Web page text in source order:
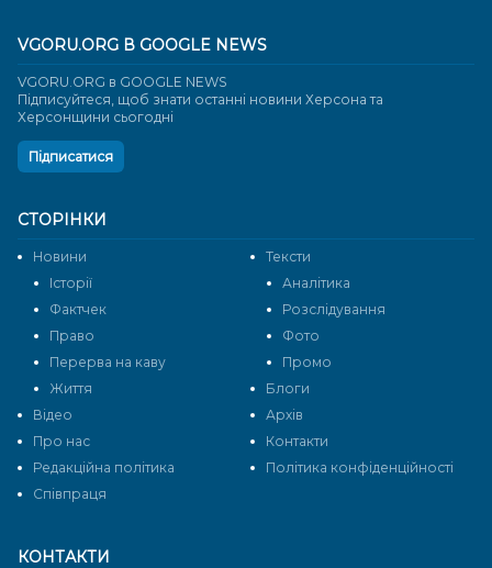
КОНТАКТИ
СТОРІНКИ
Новини
Тексти
Історії
Аналітика
Фактчек
Розслідування
Право
Фото
Перерва на каву
Промо
Життя
Блоги
Відео
Архів
Про нас
Контакти
Редакційна політика
Політика конфіденційності
Cпівпраця
VGORU.ORG В GOOGLE NEWS
VGORU.ORG в GOOGLE NEWS
Підписуйтеся, щоб знати останні новини Херсона та
Херсонщини сьогодні
Підписатися